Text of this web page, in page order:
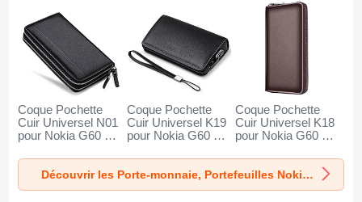
Coque Pochette
Cuir Universel N01
pour Nokia G60 5G
Coque Pochette
Cuir Universel K19
pour Nokia G60 5G
Coque Pochette
Cuir Universel K18
pour Nokia G60 5G
Découvrir les Porte-monnaie, Portefeuilles Nokia G60 5G